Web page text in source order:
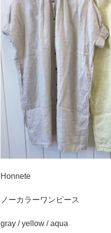
Honnete
ノーカラーワンピース
gray / yellow / aqua